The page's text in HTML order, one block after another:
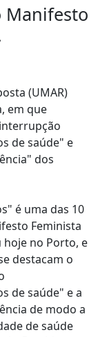
Manifesto
(UMAR)
em que
de saúde" e
dos
é uma das 10
Feminista
hoje no Porto, e
destacam o
de saúde" e a
de modo a
de saúde